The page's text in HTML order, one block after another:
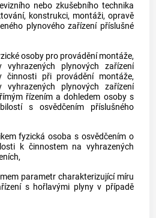
nebo zkušebního technika
konstrukci, montáži, opravě
plynového zařízení příslušné
osoby pro prováděnímontáže,
plynových zařízení
činnosti při provádění montáže,
plynových zařízení
řízením a dohledem osoby s
s osvědčením příslušného
fyzická osoba s osvědčením o
k činnostem na vyhrazených
,
parametr charakterizující míru
s hořlavými plynyv případě